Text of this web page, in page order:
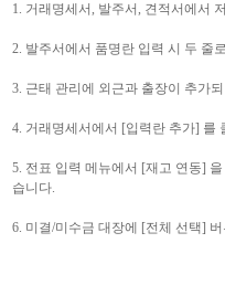
1. 거래명세서, 발주서, 견적서에서
2. 발주서에서 품명란 입력 시 두 줄
3. 근태 관리에 외근과 출장이 추가
4. 거래명세서에서 [입력란 추가] 를
5. 전표 입력 메뉴에서 [재고 연동]
습니다.
6. 미결/미수금 대장에 [전체 선택]